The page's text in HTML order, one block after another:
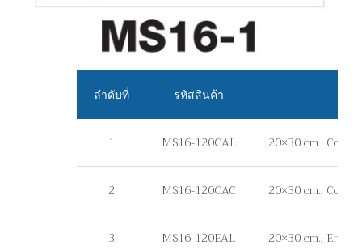
ลำดับที่ รหัสสินค้า
1 MS16-120CAL 20×30 cm.,
2 MS16-120CAC 20×30 cm.,
3 MS16-120EAL 20×30 cm.,